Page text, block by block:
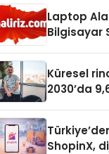
Laptop
Bilgisayar
Küresel
2030’da
ShopinX,